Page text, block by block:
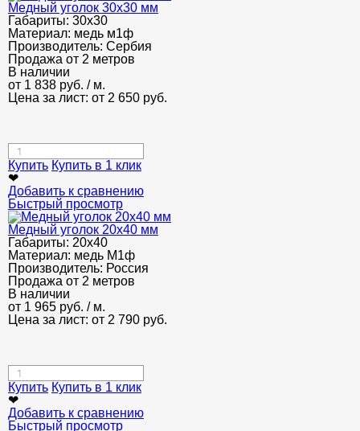
Медный уголок 30х30 мм
Габариты: 30х30
Материал: медь м1ф
Производитель: Сербия
Продажа от 2 метров
В наличии
от 1 838 руб. / м.
Цена за лист: от 2 650 руб.
Купить Купить в 1 клик
❤
Добавить к сравнению
Быстрый просмотр
Медный уголок 20х40 мм
Габариты: 20х40
Материал: медь М1ф
Производитель: Россия
Продажа от 2 метров
В наличии
от 1 965 руб. / м.
Цена за лист: от 2 790 руб.
Купить Купить в 1 клик
❤
Добавить к сравнению
Быстрый просмотр